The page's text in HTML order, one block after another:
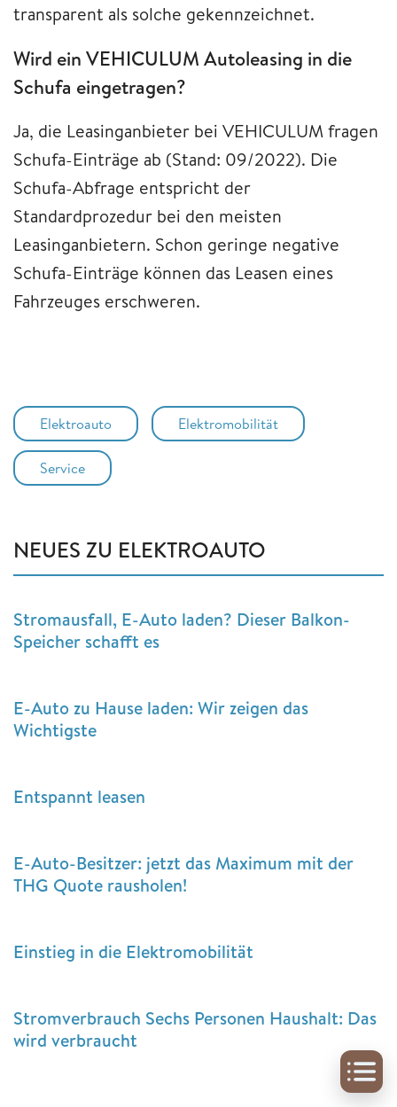
transparent als solche gekennzeichnet.
Wird ein VEHICULUM Autoleasing in die
Schufa eingetragen?
Ja, die Leasinganbieter bei VEHICULUM fragen
Schufa-Einträge ab (Stand: 09/2022). Die
Schufa-Abfrage entspricht der
Standardprozedur bei den meisten
Leasinganbietern. Schon geringe negative
Schufa-Einträge können das Leasen eines
Fahrzeuges erschweren.
Elektroauto Elektromobilität
Service
NEUES ZU ELEKTROAUTO
Stromausfall, E-Auto laden? Dieser Balkon-
Speicher schafft es
E-Auto zu Hause laden: Wir zeigen das
Wichtigste
Entspannt leasen
E-Auto-Besitzer: jetzt das Maximum mit der
THG Quote rausholen!
Einstieg in die Elektromobilität
Stromverbrauch Sechs Personen Haushalt: Das
wird verbraucht